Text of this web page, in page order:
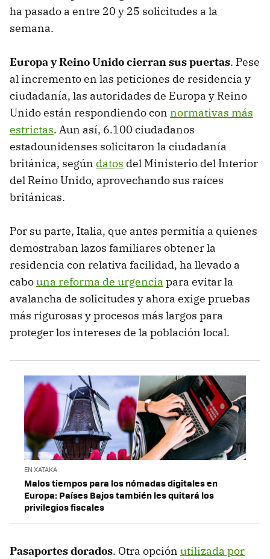
ha pasado a entre 20 y 25 solicitudes a la
semana.
Europa y Reino Unido cierran sus puertas. Pese
al incremento en las peticiones de residencia y
ciudadanía, las autoridades de Europa y Reino
Unido están respondiendo con normativas más
estrictas. Aun así, 6.100 ciudadanos
estadounidenses solicitaron la ciudadanía
británica, según datos del Ministerio del Interior
del Reino Unido, aprovechando sus raíces
británicas.
Por su parte, Italia, que antes permitía a quienes
demostraban lazos familiares obtener la
residencia con relativa facilidad, ha llevado a
cabouna reforma de urgencia para evitar la
avalancha de solicitudes y ahora exige pruebas
más rigurosas y procesos más largos para
proteger los intereses de la población local.
EN XATAKA
Malos tiempos para los nómadas digitales en
Europa: Países Bajos también les quitará los
privilegios fiscales
Pasaportes dorados. Otra opción utilizada por